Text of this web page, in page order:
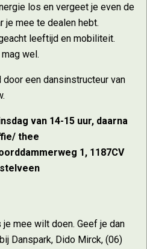
los en vergeet je even de
je mee te dealen hebt.
leeftijd en mobiliteit.
wel.
een dansinstructeur van
van 14-15 uur, daarna
thee
1, 1187CV
mee wilt doen. Geef je dan
Danspark, Dido Mirck, (06)